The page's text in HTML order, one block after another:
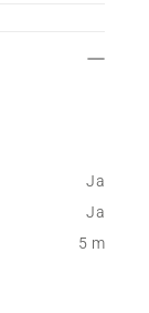
Ja
Ja
5 m